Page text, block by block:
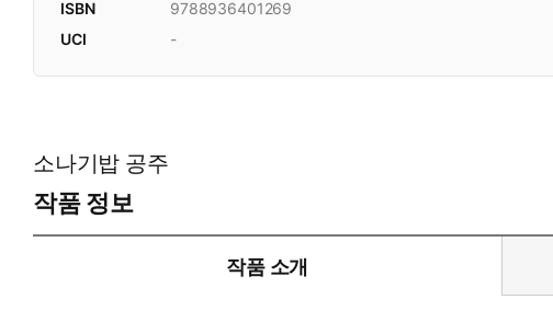
ISBN
9788936401269
UCI
-
소나기밥 공주
작품 정보
작품 소개